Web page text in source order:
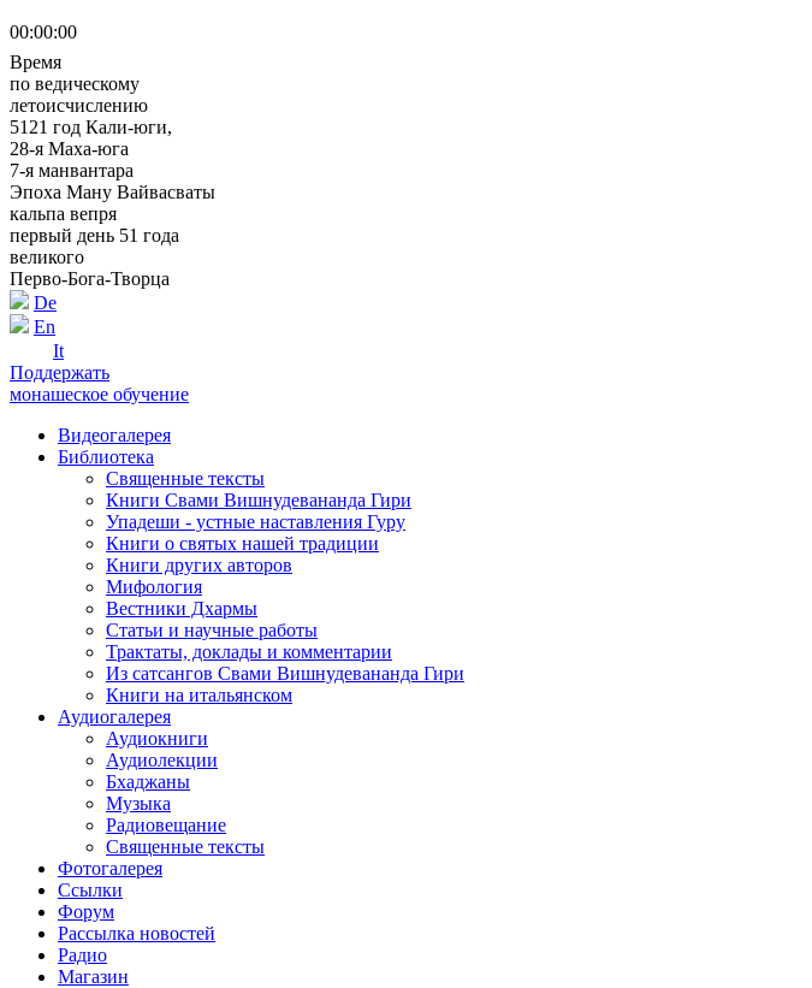
00:00:00
Время
по ведическому
летоисчислению
5121 год Кали-юги,
28-я Маха-юга
7-я манвантара
Эпоха Ману Вайвасваты
кальпа вепря
первый день 51 года
великого
Перво-Бога-Творца
De
En
It
Поддержать
монашеское обучение
Видеогалерея
Библиотека
Священные тексты
Книги Свами Вишнудевананда Гири
Упадеши - устные наставления Гуру
Книги о святых нашей традиции
Книги других авторов
Мифология
Вестники Дхармы
Статьи и научные работы
Трактаты, доклады и комментарии
Из сатсангов Свами Вишнудевананда Гири
Книги на итальянском
Аудиогалерея
Аудиокниги
Аудиолекции
Бхаджаны
Музыка
Радиовещание
Священные тексты
Фотогалерея
Ссылки
Форум
Рассылка новостей
Радио
Магазин